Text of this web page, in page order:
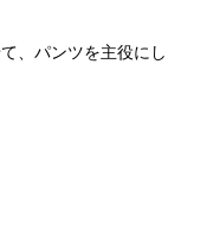
、パンツを主役にし